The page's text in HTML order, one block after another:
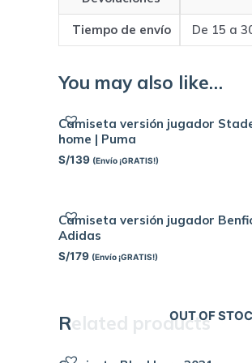
Tiempo de envío De 15 a
You may also like…
Camiseta versión jugador
home | Puma
S/139 (Envío ¡GRATIS!)
Camiseta versión jugador
Adidas
S/179 (Envío ¡GRATIS!)
Related products
OUT OF